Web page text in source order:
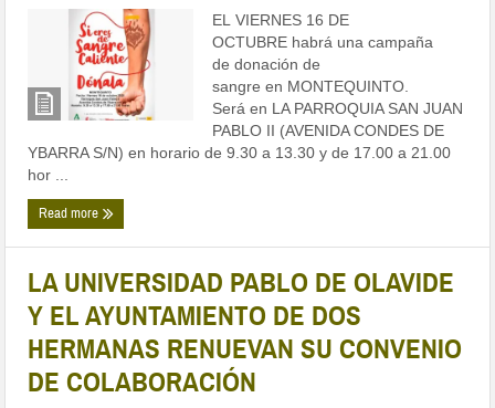
EL VIERNES 16 DE
OCTUBRE habrá una campaña
de donación de
sangre en MONTEQUINTO.
Será en LA PARROQUIA SAN JUAN
PABLO II (AVENIDA CONDES DE
YBARRA S/N) en horario de 9.30 a 13.30 y de 17.00 a 21.00
hor ...
Read more
LA UNIVERSIDAD PABLO DE OLAVIDE
Y EL AYUNTAMIENTO DE DOS
HERMANAS RENUEVAN SU CONVENIO
DE COLABORACIÓN